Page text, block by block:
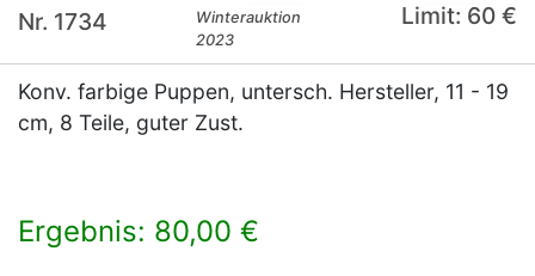
Nr. 1734
Winterauktion
2023
Limit: 60 €
Konv. farbige Puppen, untersch. Hersteller, 11 - 19
cm, 8 Teile, guter Zust.
Ergebnis: 80,00 €